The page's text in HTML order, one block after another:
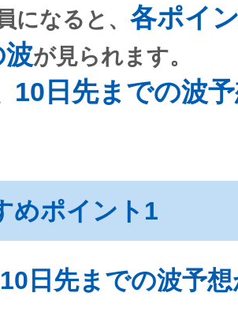
になると、 各ポイ
波が見られます。
10日先までの波
めポイント1
10日先までの波予